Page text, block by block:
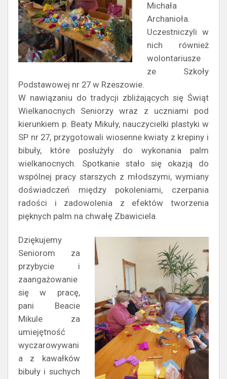
Michała
Archanioła.
Uczestniczyli w
nich również
wolontariusze
ze Szkoły
Podstawowej nr 27 w Rzeszowie.
W nawiązaniu do tradycji zbliżających się Świąt
Wielkanocnych Seniorzy wraz z uczniami pod
kierunkiem p. Beaty Mikuły, nauczycielki plastyki w
SP nr 27, przygotowali wiosenne kwiaty z krepiny i
bibuły, które posłużyły do wykonania palm
wielkanocnych. Spotkanie stało się okazją do
wspólnej pracy starszych z młodszymi, wymiany
doświadczeń między pokoleniami, czerpania
radości i zadowolenia z efektów tworzenia
pięknych palm na chwałę Zbawiciela.
Dziękujemy
Seniorom za
przybycie i
zaangażowanie
się w pracę,
pani Beacie
Mikule za
umiejętność
wyczarowywani
a z kawałków
bibuły i suchych